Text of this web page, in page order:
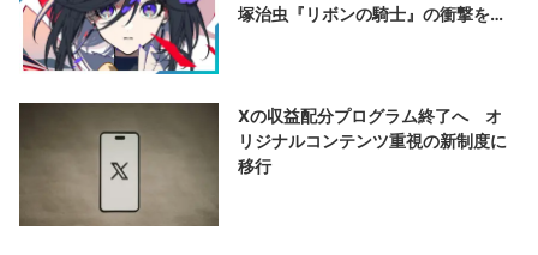
塚治虫『リボンの騎士』の衝撃を再
Xの収益配分プログラム終了へ オ
リジナルコンテンツ重視の新制度に
移行